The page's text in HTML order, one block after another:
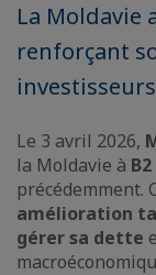
La Moldavie
renforçant
Le 3 avril 2026,
la Moldavie à
précédemment.
amélioration
gérer sa dette